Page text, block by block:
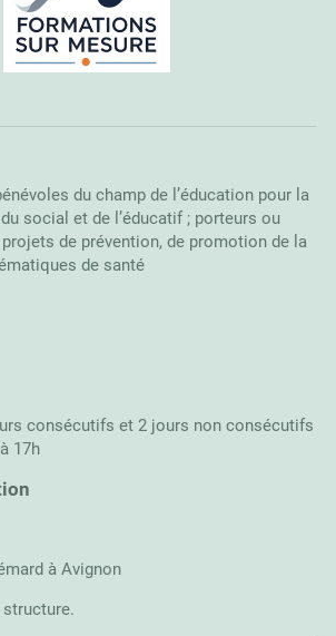
du champ de l’éducation pour la
social et de l’éducatif ; porteurs ou
de prévention, de promotion de la
de santé
consécutifs et 2 jours non consécutifs
17h
à Avignon